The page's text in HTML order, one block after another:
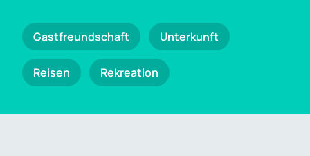
Gastfreundschaft Unterkunft
Reisen Rekreation